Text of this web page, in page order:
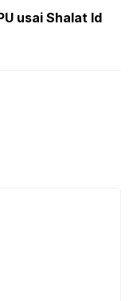
usai Shalat Id